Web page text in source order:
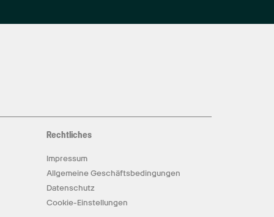
Rechtliches
Impressum
Allgemeine Geschäftsbedingungen
Datenschutz
Cookie-Einstellungen